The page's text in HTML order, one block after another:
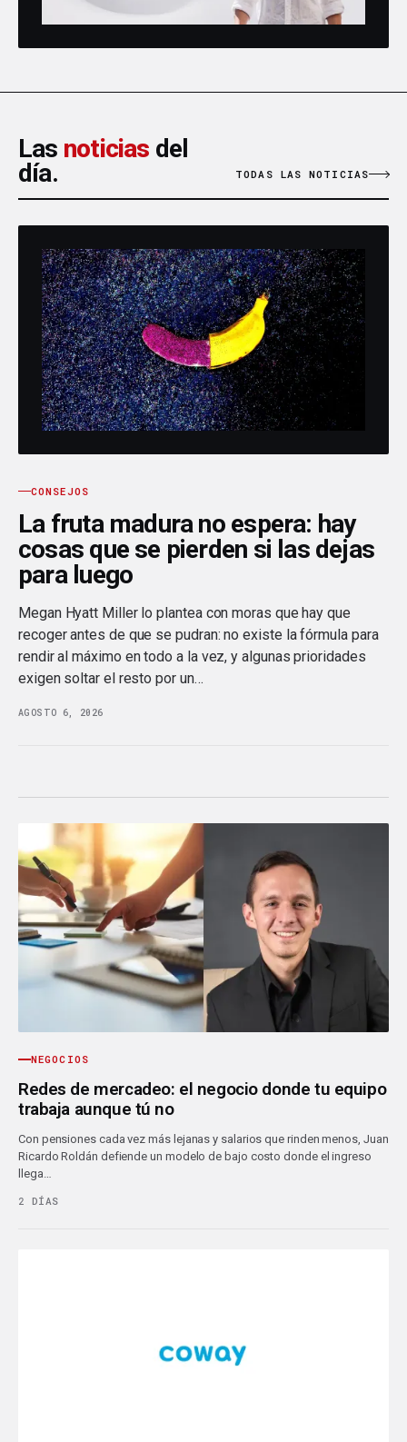
Las noticias del
día.
TODAS LAS NOTICIAS
CONSEJOS
La fruta madura no espera: hay
cosas que se pierden si las dejas
para luego
Megan Hyatt Miller lo plantea con moras que hay que
recoger antes de que se pudran: no existe la fórmula para
rendir al máximo en todo a la vez, y algunas prioridades
exigen soltar el resto por un…
AGOSTO 6, 2026
NEGOCIOS
Redes de mercadeo: el negocio donde tu equipo
trabaja aunque tú no
Con pensiones cada vez más lejanas y salarios que rinden menos, Juan
Ricardo Roldán defiende un modelo de bajo costo donde el ingreso
llega…
2 DÍAS